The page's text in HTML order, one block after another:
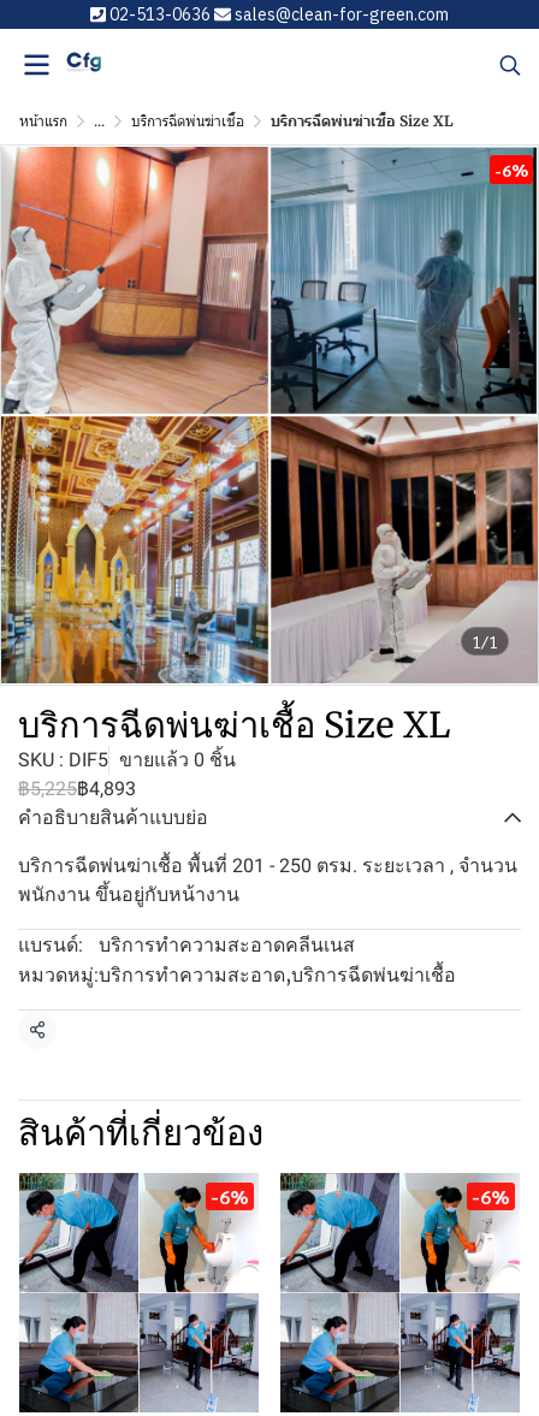
02-513-0636 sales@clean-for-green.com
หน้าแรก ... บริการฉีดพ่นฆ่าเชื้อ บริการฉีดพ่นฆ่าเชื้อ Size XL
1/1
-6%
บริการฉีดพ่นฆ่าเชื้อ Size XL
SKU : DIF5 ขายแล้ว 0 ชิ้น
฿5,225฿4,893
คำอธิบายสินค้าแบบย่อ
บริการฉีดพ่นฆ่าเชื้อ พื้นที่ 201 - 250 ตรม. ระยะเวลา , จำนวน
พนักงาน ขึ้นอยู่กับหน้างาน
แบรนด์: บริการทำความสะอาดคลีนเนส
หมวดหมู่:บริการทำความสะอาด,บริการฉีดพ่นฆ่าเชื้อ
แชร์
สินค้าที่เกี่ยวข้อง
-6% -6%